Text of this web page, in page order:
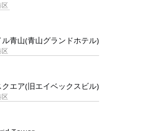
ル青山(青山グランドホテル)
エア(旧エイベックスビル)